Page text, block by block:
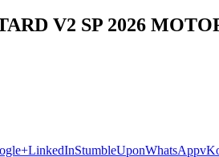
V2 SP 2026
LinkedInStumbleUponWhatsApp